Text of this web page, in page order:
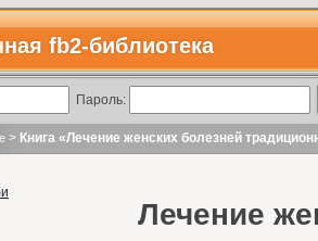
fb2-библиотека
Пароль:
> Книга «Лечение женских болезней
Лечение